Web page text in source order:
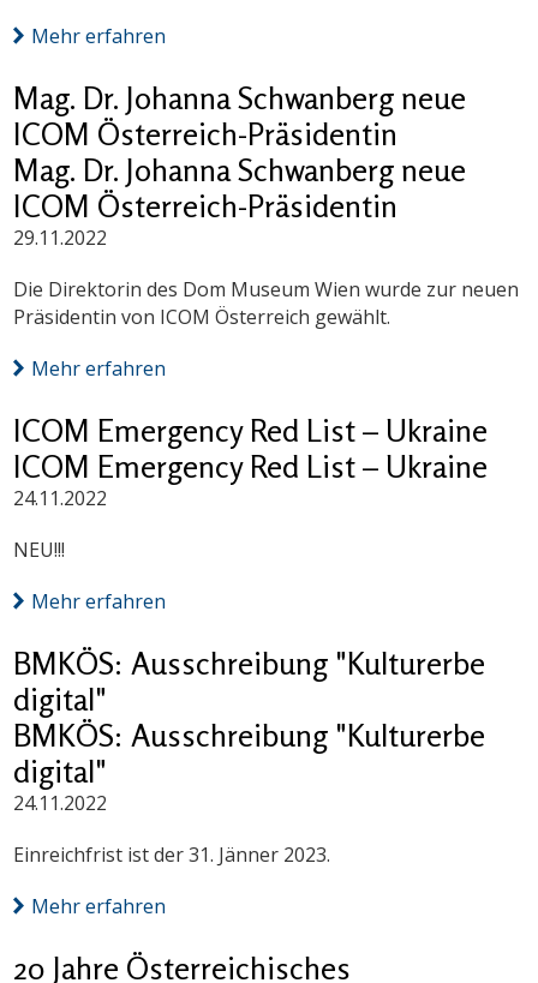
Mehr erfahren
Mag. Dr. Johanna Schwanberg neue
ICOM Österreich-Präsidentin
Mag. Dr. Johanna Schwanberg neue
ICOM Österreich-Präsidentin
29.11.2022
Die Direktorin des Dom Museum Wien wurde zur neuen
Präsidentin von ICOM Österreich gewählt.
Mehr erfahren
ICOM Emergency Red List – Ukraine
ICOM Emergency Red List – Ukraine
24.11.2022
NEU!!!
Mehr erfahren
BMKÖS: Ausschreibung "Kulturerbe
digital"
BMKÖS: Ausschreibung "Kulturerbe
digital"
24.11.2022
Einreichfrist ist der 31. Jänner 2023.
Mehr erfahren
20 Jahre Österreichisches